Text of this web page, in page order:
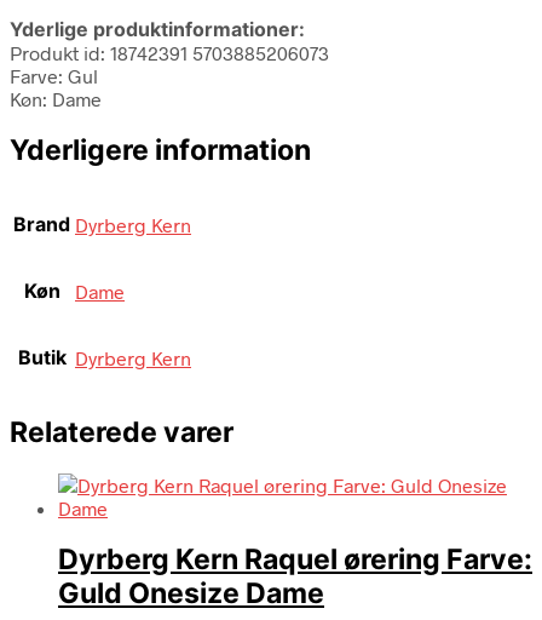
Yderlige produktinformationer:
Produkt id: 18742391 5703885206073
Farve: Gul
Køn: Dame
Yderligere information
Brand Dyrberg Kern
Køn Dame
Butik Dyrberg Kern
Relaterede varer
Dyrberg Kern Raquel ørering Farve:
Guld Onesize Dame